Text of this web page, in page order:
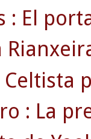
: El
: La